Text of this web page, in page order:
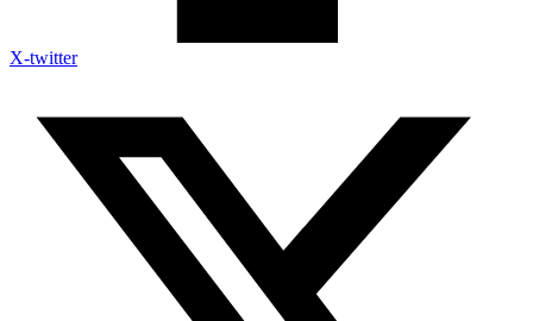
X-twitter